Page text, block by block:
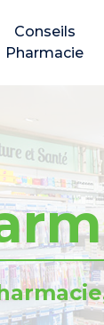
Conseils
Pharmacie